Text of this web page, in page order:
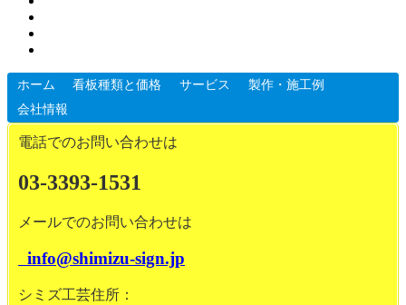
ホーム 看板種類と価格 サービス
製作・施工例
会社情報
電話でのお問い合わせは
03-3393-1531
メールでのお問い合わせは
info@shimizu-sign.jp
シミズ工芸住所：